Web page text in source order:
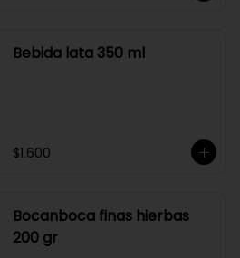
Bebida lata 350 ml
$1.600
Bocanboca finas hierbas
200 gr